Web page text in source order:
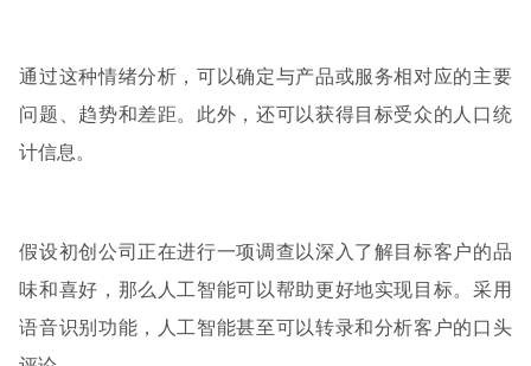
通过这种情绪分析，可以确定与产品或服务相对应的主要
问题、趋势和差距。此外，还可以获得目标受众的人口统
计信息。
假设初创公司正在进行一项调查以深入了解目标客户的品
味和喜好，那么人工智能可以帮助更好地实现目标。采用
语音识别功能，人工智能甚至可以转录和分析客户的口头